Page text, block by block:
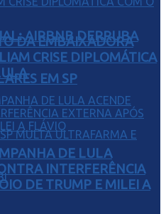
AIRBNB DERRUBA
EM SP
DA EMBAIXADORA
CRISE DIPLOMÁTICA
DE LULA
INTERFERÊNCIA
DE TRUMP E MILEI A